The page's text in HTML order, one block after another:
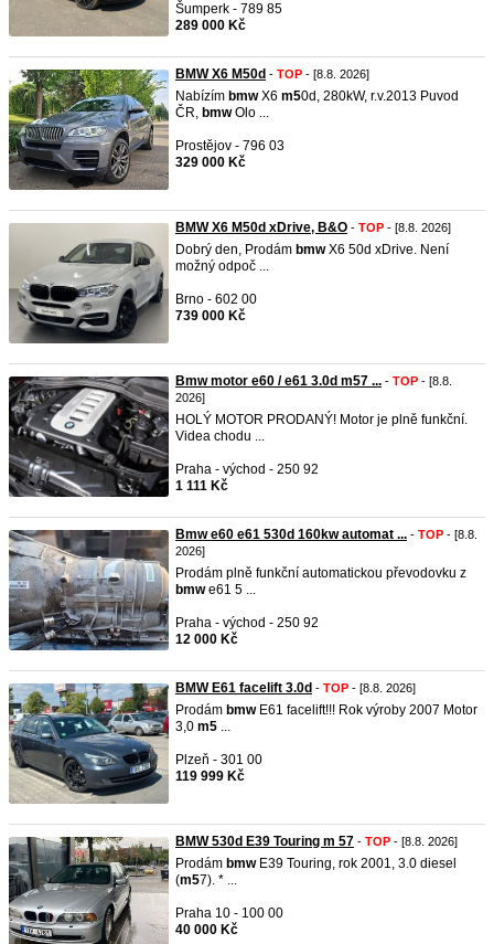
Šumperk - 789 85
289 000 Kč
BMW X6 M50d - TOP - [8.8. 2026]
Nabízím bmwX6 m50d, 280kW, r.v.2013 Puvod
ČR, bmwOlo ...
Prostějov - 796 03
329 000 Kč
BMW X6 M50d xDrive, B&O - TOP - [8.8. 2026]
Dobrý den, Prodám bmwX6 50d xDrive. Není
možný odpoč ...
Brno - 602 00
739 000 Kč
Bmw motor e60 / e61 3.0d m57 ... - TOP - [8.8.
2026]
HOLÝ MOTOR PRODANÝ! Motor je plně funkční.
Videa chodu ...
Praha - východ - 250 92
1 111 Kč
Bmw e60 e61 530d 160kw automat ... - TOP - [8.8.
2026]
Prodám plně funkční automatickou převodovku z
bmwe61 5 ...
Praha - východ - 250 92
12 000 Kč
BMW E61 facelift 3.0d - TOP - [8.8. 2026]
Prodám bmwE61 facelift!!! Rok výroby 2007 Motor
3,0 m5 ...
Plzeň - 301 00
119 999 Kč
BMW 530d E39 Touring m 57 - TOP - [8.8. 2026]
Prodám bmwE39 Touring, rok 2001, 3.0 diesel
(m57). * ...
Praha 10 - 100 00
40 000 Kč